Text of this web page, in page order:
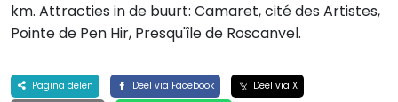
km. Attracties in de buurt: Camaret, cité des Artistes,
Pointe de Pen Hir, Presqu'île de Roscanvel.
Pagina delen Deel via Facebook
Deel via X